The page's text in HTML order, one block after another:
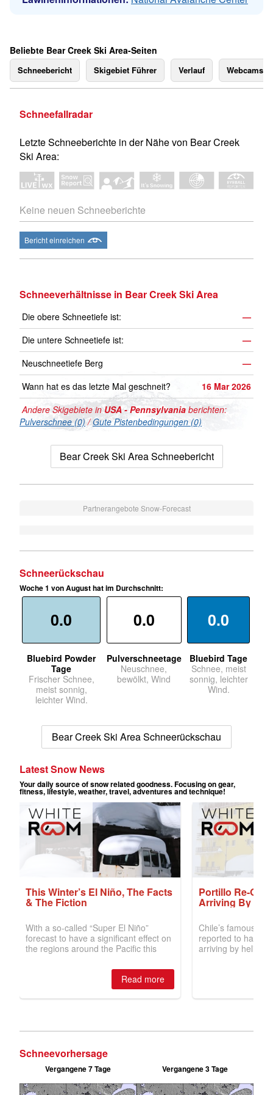
Beliebte Bear Creek Ski Area-Seiten
Schneebericht Skigebiet Führer Verlauf Webcams
Schneefallradar
Letzte Schneeberichte in der Nähe von Bear Creek
Ski Area:
Keine neuen Schneeberichte
Bericht einreichen
Schneeverhältnisse in Bear Creek Ski Area
Die obere Schneetiefe ist:
—
Die untere Schneetiefe ist:
—
Neuschneetiefe Berg
—
Wann hat es das letzte Mal geschneit?
16 Mar 2026
Andere Skigebiete inUSA - Pennsylvania berichten:
Pulverschnee (0)/Gute Pistenbedingungen (0)
Bear Creek Ski Area Schneebericht
Partnerangebote Snow-Forecast
Schneerückschau
Woche 1 von August hat im Durchschnitt:
0.0
Bluebird Powder
Tage
Frischer Schnee,
meist sonnig,
leichter Wind.
0.0
Pulverschneetage
Neuschnee,
bewölkt, Wind
0.0
Bluebird Tage
Schnee, meist
sonnig, leichter
Wind.
Bear Creek Ski Area Schneerückschau
Schneevorhersage
Vergangene 7 Tage Vergangene 3 Tage